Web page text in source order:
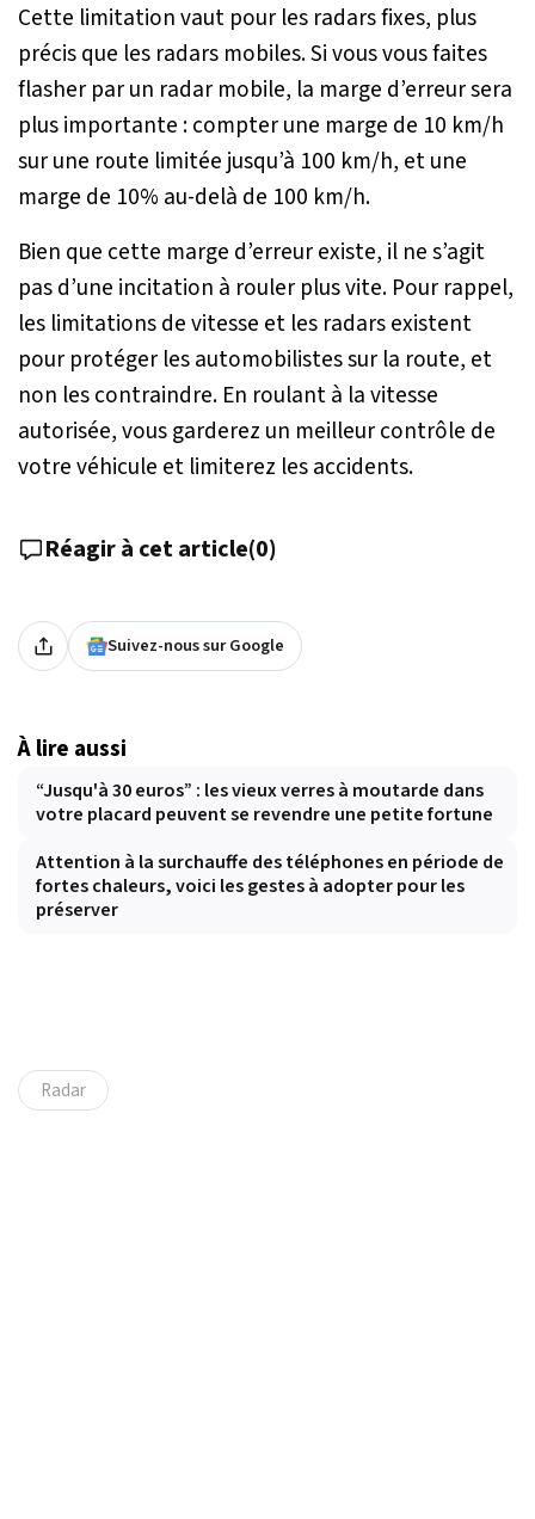
Cette limitation vaut pour les radars fixes, plus
précis que les radars mobiles. Si vous vous faites
flasher par un radar mobile, la marge d’erreur sera
plus importante : compter une marge de 10 km/h
sur une route limitée jusqu’à 100 km/h, et une
marge de 10% au-delà de 100 km/h.
Bien que cette marge d’erreur existe, il ne s’agit
pas d’une incitation à rouler plus vite. Pour rappel,
les limitations de vitesse et les radars existent
pour protéger les automobilistes sur la route, et
non les contraindre. En roulant à la vitesse
autorisée, vous garderez un meilleur contrôle de
votre véhicule et limiterez les accidents.
Réagir à cet article(0)
Suivez-nous sur Google
À lire aussi
“Jusqu'à 30 euros” : les vieux verres à moutarde dans
votre placard peuvent se revendre une petite fortune
Attention à la surchauffe des téléphones en période de
fortes chaleurs, voici les gestes à adopter pour les
préserver
Radar